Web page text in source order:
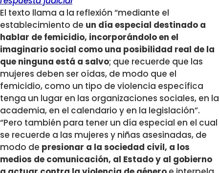
El texto llama a la reflexión “mediante el
establecimiento de un día especial destinado a
hablar de femicidio, incorporándolo en el
imaginario social como una posibilidad real de la
que ninguna está a salvo; que recuerde que las
mujeres deben ser oídas, de modo que el
femicidio, como un tipo de violencia específica
tenga un lugar en las organizaciones sociales, en la
academia, en el calendario y en la legislación”.
“Pero también para tener un día especial en el cual
se recuerde a las mujeres y niñas asesinadas, de
modo de presionar a la sociedad civil, a los
medios de comunicación, al Estado y al gobierno